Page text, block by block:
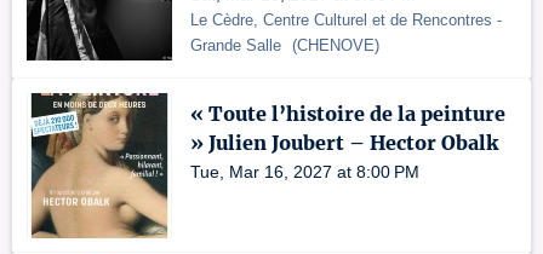
Le Cèdre, Centre Culturel et de Rencontres -
Grande Salle (CHENOVE)
« Toute l’histoire de la peinture
» Julien Joubert – Hector Obalk
Tue, Mar 16, 2027 at 8:00 PM